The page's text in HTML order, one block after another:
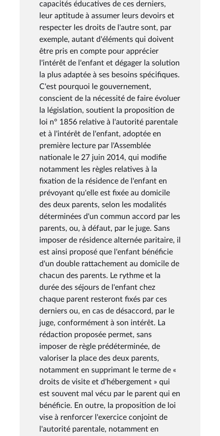
capacités éducatives de ces derniers,
leur aptitude à assumer leurs devoirs et
respecter les droits de l'autre sont, par
exemple, autant d'éléments qui doivent
être pris en compte pour apprécier
l'intérêt de l'enfant et dégager la solution
la plus adaptée à ses besoins spécifiques.
C'est pourquoi le gouvernement,
conscient de la nécessité de faire évoluer
la législation, soutient la proposition de
loi n° 1856 relative à l'autorité parentale
et à l'intérêt de l'enfant, adoptée en
première lecture par l'Assemblée
nationale le 27 juin 2014, qui modifie
notamment les règles relatives à la
fixation de la résidence de l'enfant en
prévoyant qu'elle est fixée au domicile
des deux parents, selon les modalités
déterminées d'un commun accord par les
parents, ou, à défaut, par le juge. Sans
imposer de résidence alternée paritaire, il
est ainsi proposé que l'enfant bénéficie
d'un double rattachement au domicile de
chacun des parents. Le rythme et la
durée des séjours de l'enfant chez
chaque parent resteront fixés par ces
derniers ou, en cas de désaccord, par le
juge, conformément à son intérêt. La
rédaction proposée permet, sans
imposer de règle prédéterminée, de
valoriser la place des deux parents,
notamment en supprimant le terme de «
droits de visite et d'hébergement » qui
est souvent mal vécu par le parent qui en
bénéficie. En outre, la proposition de loi
vise à renforcer l'exercice conjoint de
l'autorité parentale, notamment en